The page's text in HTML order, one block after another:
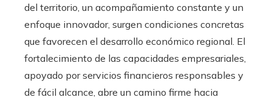
del territorio, un acompañamiento constante y un
enfoque innovador, surgen condiciones concretas
que favorecen el desarrollo económico regional. El
fortalecimiento de las capacidades empresariales,
apoyado por servicios financieros responsables y
de fácil alcance, abre un camino firme hacia